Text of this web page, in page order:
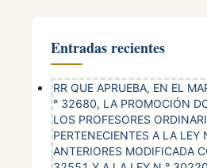
Entradas recientes
RR QUE APRUEBA, EN EL
° 32680, LA PROMOCIÓN
LOS PROFESORES
PERTENECIENTES A LA
ANTERIORES MODIFICADA